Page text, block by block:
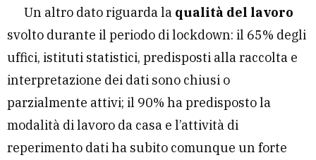
Un altro dato riguarda la qualità del lavoro
svolto durante il periodo di lockdown: il 65% degli
uffici, istituti statistici, predisposti alla raccolta e
interpretazione dei dati sono chiusi o
parzialmente attivi; il 90% ha predisposto la
modalità di lavoro da casa e l’attività di
reperimento dati ha subito comunque un forte